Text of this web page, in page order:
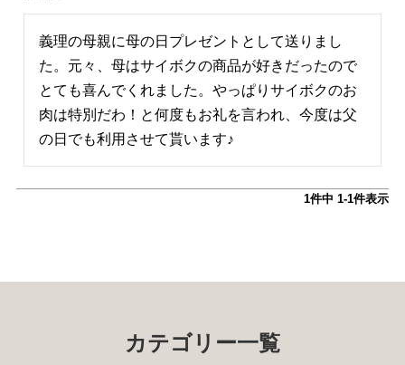
義理の母親に母の日プレゼントとして送りまし
た。元々、母はサイボクの商品が好きだったので
とても喜んでくれました。やっぱりサイボクのお
肉は特別だわ！と何度もお礼を言われ、今度は父
の日でも利用させて貰います♪
1件中 1-1件表示
カテゴリー一覧